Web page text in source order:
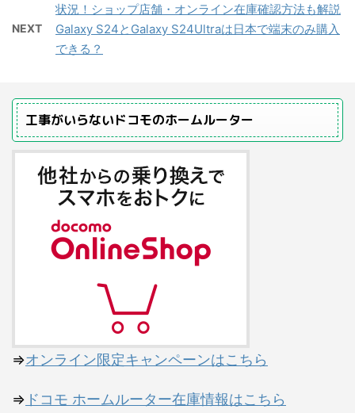
状況！ショップ店舗・オンライン在庫確認方法も解説
NEXT
Galaxy S24とGalaxy S24Ultraは日本で端末のみ購入
できる？
工事がいらないドコモのホームルーター
⇒オンライン限定キャンペーンはこちら
⇒ ドコモ ホームルーター在庫情報はこちら